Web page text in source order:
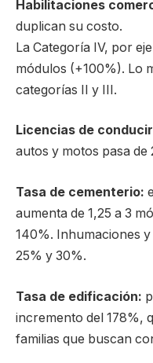
Habilitaciones
duplican su costo.
La Categoría IV, por
módulos (+100%). Lo
categorías II y III.
Licencias de
autos y motos pasa
Tasa de cementerio:
aumenta de 1,25 a 3
140%. Inhumaciones
25% y 30%.
Tasa de edificación:
incremento del 178%,
familias que buscan